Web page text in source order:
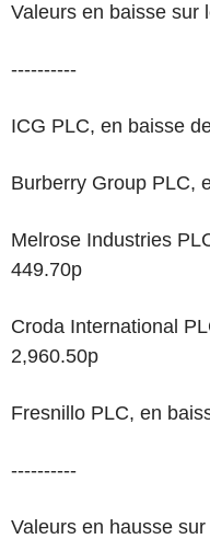
Valeurs en baisse sur
----------
ICG PLC, en baisse
Burberry Group PLC,
Melrose Industries
449.70p
Croda International
2,960.50p
Fresnillo PLC, en
----------
Valeurs en hausse